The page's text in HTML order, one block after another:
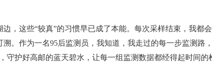
这些“较真”的习惯早已成了本能。每次采样结束，我都
。作为一名95后监测员，我知道，我走过的每一步监测路
守护好高邮的蓝天碧水，让每一组监测数据都经得起时间的